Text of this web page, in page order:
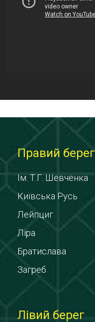
Правий берег
Ім. Т.Г. Шевченка
Київська Русь
Лейпциг
Ліра
Братислава
Загреб
Лівий берег